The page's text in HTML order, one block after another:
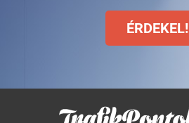
ÉRDEKEL!